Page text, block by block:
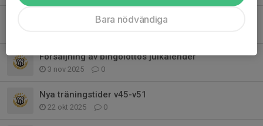
Betalningspåminnelse rabatthäften
Försäljning av bingolottos julkalender
3 nov 2025 0
Nya träningstider v45-v51
22 okt 2025 0
Bara nödvändiga